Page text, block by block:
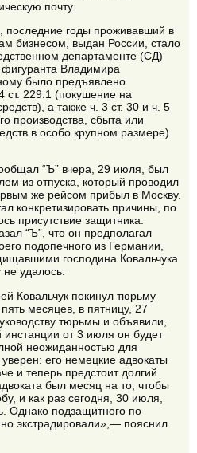
почту.
последние годы проживавший в
бизнесом, выдан России, стало
департаменте (СД)
фигуранта Владимира
было предъявлено
ст. 229.1 (покушение на
а также ч. 3 ст. 30 и ч. 5
производства, сбыта или
в особо крупном размере)
“Ъ” вчера, 29 июля, был
из отпуска, который проводил
же рейсом прибыл в Москву.
конкретизировать причины, по
присутствие защитника.
“Ъ”, что он предполагал
подопечного из Германии,
господина Ковальчука
не удалось.
Ковальчук покинул тюрьму
месяцев, в пятницу, 27
тюрьмы и объявили,
от 3 июля он будет
неожиданностью для
его немецкие адвокаты
и теперь предстоит долгий
был месяц на то, чтобы
и как раз сегодня, 30 июля,
Однако подзащитного по
экстрадировали»,— пояснил